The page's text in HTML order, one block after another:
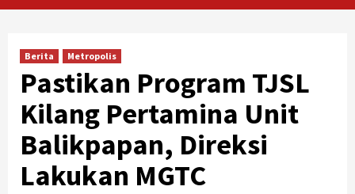
Berita Metropolis
Pastikan Program TJSL
Kilang Pertamina Unit
Balikpapan, Direksi
Lakukan MGTC